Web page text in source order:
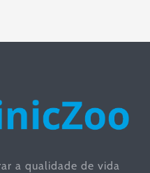
a qualidade de vida